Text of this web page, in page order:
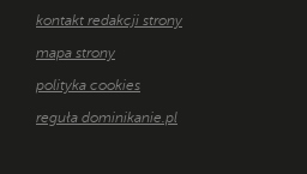
kontakt redakcji strony
mapa strony
polityka cookies
reguła dominikanie.pl